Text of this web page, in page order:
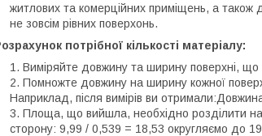
житлових та комерційних приміщень, а також
не зовсім рівних поверхонь.
потрібної кількості матеріалу:
Виміряйте довжину та ширину поверхні, що
Помножте довжину на ширину кожної
Наприклад, після вимірів ви
Площа, що вийшла, необхідно розділити на
сторону: 9,99 / 0,539 = 18,53 округляємо до